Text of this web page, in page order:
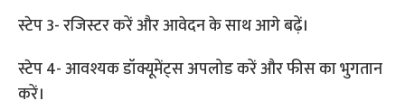
स्टेप 3- रजिस्टर करें और आवेदन के साथ आगे बढ़ें।
स्टेप 4- आवश्यक डॉक्यूमेंट्स अपलोड करें और फीस का भुगतान
करें।